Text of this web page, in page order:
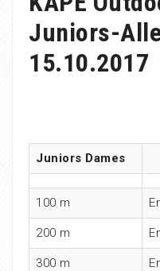
Juniors-
15.10.2017
Juniors Dames
100 m
200 m
300 m